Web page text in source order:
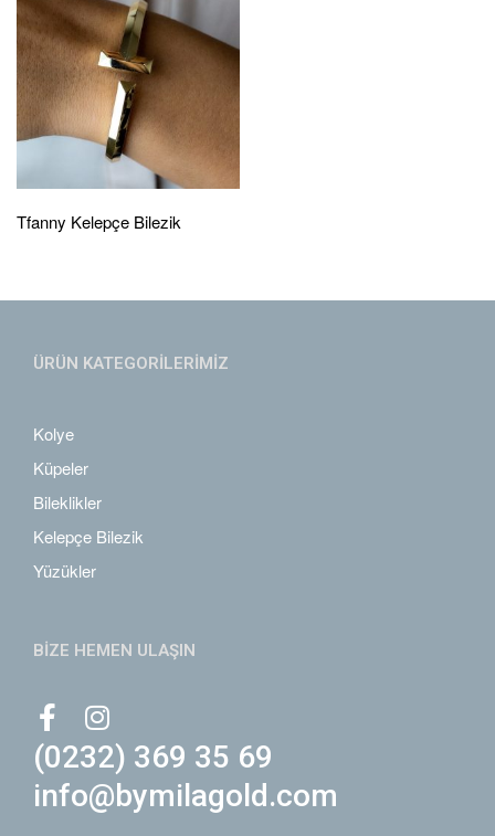
Tfanny Kelepçe Bilezik
ÜRÜN KATEGORİLERİMİZ
Kolye
Küpeler
Bileklikler
Kelepçe Bilezik
Yüzükler
BİZE HEMEN ULAŞIN
(0232) 369 35 69
info@bymilagold.com